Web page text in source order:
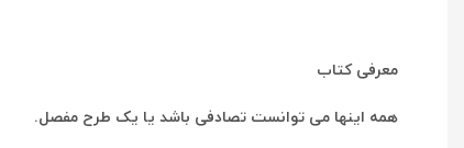
معرفی کتاب
همه اینها می توانست تصادفی باشد یا یک طرح مفصل.